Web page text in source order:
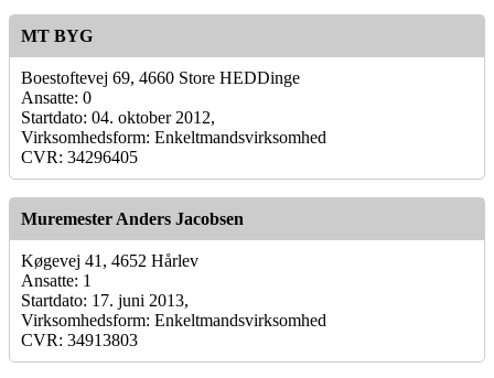
MT BYG
Boestoftevej 69, 4660 Store HEDDinge
Ansatte: 0
Startdato: 04. oktober 2012,
Virksomhedsform: Enkeltmandsvirksomhed
CVR: 34296405
Muremester Anders Jacobsen
Køgevej 41, 4652 Hårlev
Ansatte: 1
Startdato: 17. juni 2013,
Virksomhedsform: Enkeltmandsvirksomhed
CVR: 34913803